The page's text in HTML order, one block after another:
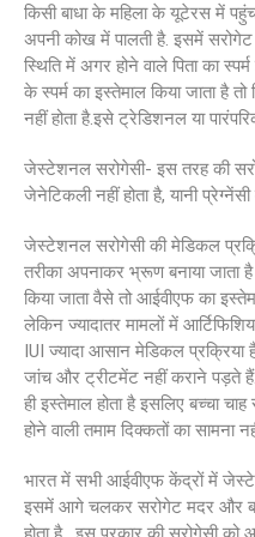
किसी बाधा के महिला के यूटेरस में
अपनी कोख में पालती है. इसमें सरोगेट
स्थिति में अगर होने वाले पिता का
के स्पर्म का इस्तेमाल किया जाता है
नहीं होता है.इसे ट्रेडिशनल या
जेस्टेशनल सरोगेसी- इस तरह की
जेनेटिकली नहीं होता है, यानी
जेस्टेशनल सरोगेसी की मेडिकल
तरीका अपनाकर भ्रूण बनाया
किया जाता वैसे तो आईवीएफ का
लेकिन ज्यादातर मामलों में
IUI ज्यादा आसान मेडिकल प्रक्रिया
जांच और ट्रीटमेंट नहीं कराने पड़ते
ही इस्तेमाल होता है इसलिए बच्चा
होने वाली तमाम दिक्कतों का सामना
भारत में सभी आईवीएफ केंद्रों में
इसमें आगे चलकर सरोगेट मदर और